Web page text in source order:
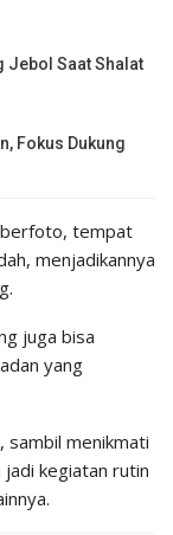
Jebol Saat Shalat
Fokus Dukung
berfoto, tempat
menjadikannya
juga bisa
yang
sambil menikmati
jadi kegiatan rutin